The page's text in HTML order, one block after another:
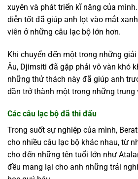
xuyên và phát triển kĩ năng của
diễn tốt đã giúp anh lọt vào mắt
viên ở những câu lạc bộ lớn hơn.
Khi chuyển đến một trong những
Âu, Djimsiti đã gặp phải vô vàn khó
những thử thách này đã giúp anh
dần trở thành một trong những trung
Các câu lạc bộ đã thi đấu
Trong suốt sự nghiệp của mình,
cho nhiều câu lạc bộ khác nhau, từ
cho đến những tên tuổi lớn như
đều mang lại cho anh những trải